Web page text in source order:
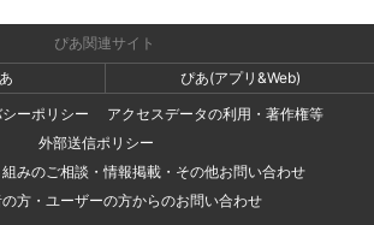
ぴあ関連サイト
ぴあ(アプリ&Web)
ーポリシー
アクセスデータの利用・著作権等
外部送信ポリシー
みのご相談・情報掲載・その他お問い合わせ
方・ユーザーの方からのお問い合わせ